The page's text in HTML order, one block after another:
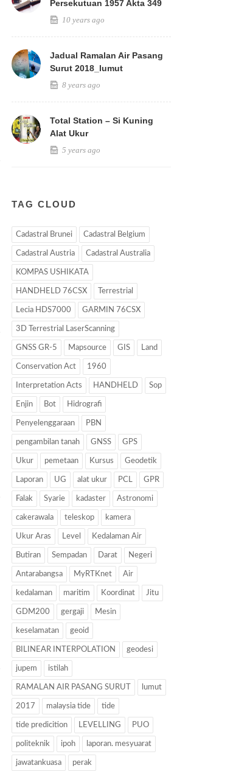
Persekutuan 1957 Akta 349
10 years ago
Jadual Ramalan Air Pasang
Surut 2018_lumut
8 years ago
Total Station – Si Kuning
Alat Ukur
5 years ago
TAG CLOUD
Cadastral Brunei Cadastral Belgium
Cadastral Austria Cadastral Australia
KOMPAS USHIKATA
HANDHELD 76CSX Terrestrial
Lecia HDS7000 GARMIN 76CSX
3D Terrestrial LaserScanning
GNSS GR-5 Mapsource GIS Land
Conservation Act 1960
Interpretation Acts HANDHELD Sop
Enjin Bot Hidrografi
Penyelenggaraan PBN
pengambilan tanah GNSS GPS
Ukur pemetaan Kursus Geodetik
Laporan UG alat ukur PCL GPR
Falak Syarie kadaster Astronomi
cakerawala teleskop kamera
Ukur Aras Level Kedalaman Air
Butiran Sempadan Darat Negeri
Antarabangsa MyRTKnet Air
kedalaman maritim Koordinat Jitu
GDM200 gergaji Mesin
keselamatan geoid
BILINEAR INTERPOLATION geodesi
jupem istilah
RAMALAN AIR PASANG SURUT lumut
2017 malaysia tide tide
tide predicition LEVELLING PUO
politeknik ipoh laporan. mesyuarat
jawatankuasa perak